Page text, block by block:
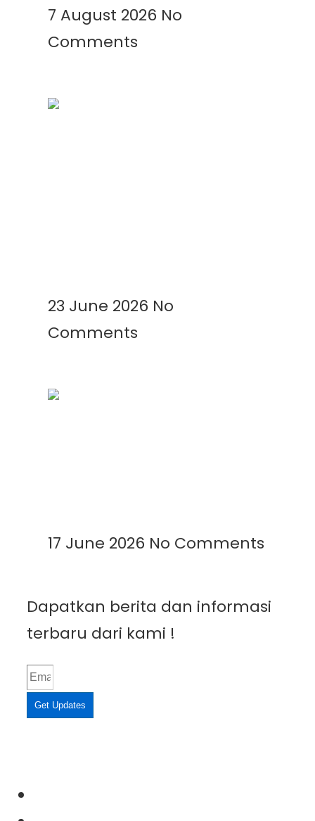
7 August 2026 No
Comments
23 June 2026 No
Comments
17 June 2026 No Comments
Dapatkan berita dan informasi
terbaru dari kami !
Get Updates